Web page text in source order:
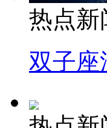
热点新
双子座